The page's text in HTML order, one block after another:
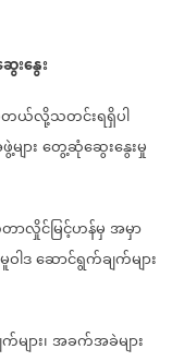
းနွေး
ယ်လို့သတင်းရရှိပါ
ျားတွေ့ဆုံဆွေးနွေးမှု
ာလှိုင်မြင့်ဟန်မှအမှာ
မူဝါဒဆောင်ရွက်ချက်များ
ျား၊အခက်အခဲများ